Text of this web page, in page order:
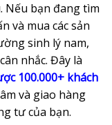
Nếu bạn đang tìm
và mua các sản
sinh lý nam,
nhắc. Đây là
100.000+ khách
và giao hàng
tư của bạn.